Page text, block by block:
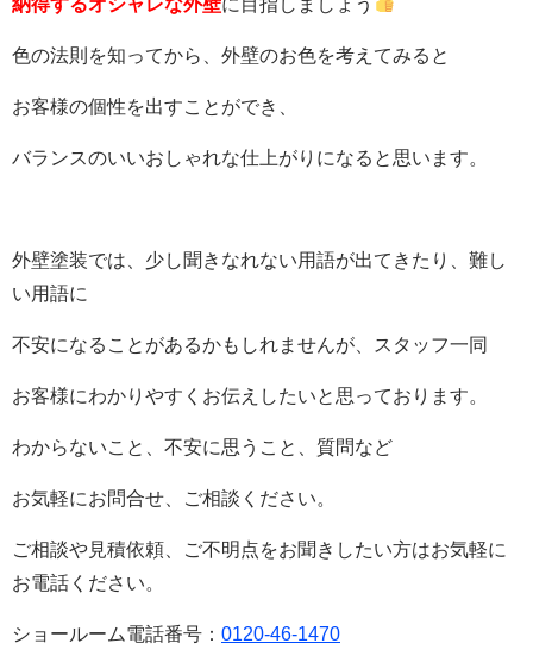
色の法則を知ってから、外壁のお色を考えてみると
お客様の個性を出すことができ、
バランスのいいおしゃれな仕上がりになると思います。
外壁塗装では、少し聞きなれない用語が出てきたり、難し
い用語に
不安になることがあるかもしれませんが、スタッフ一同
お客様にわかりやすくお伝えしたいと思っております。
わからないこと、不安に思うこと、質問など
お気軽にお問合せ、ご相談ください。
ご相談や見積依頼、ご不明点をお聞きしたい方はお気軽に
お電話ください。
ショールーム電話番号： 0120-46-1470